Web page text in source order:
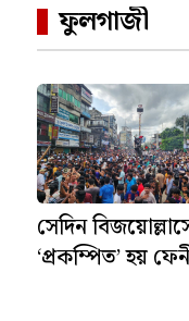
ফুলগাজী
সেদিন
‘প্রকম্পিত’ হয়